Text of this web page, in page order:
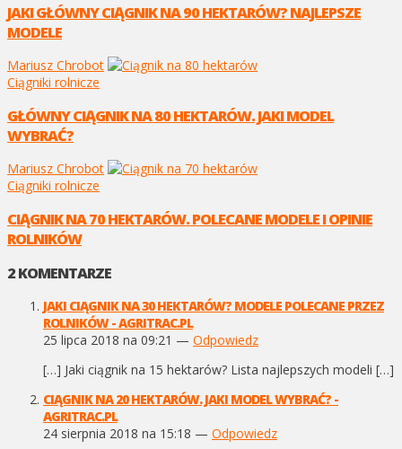
JAKI GŁÓWNY CIĄGNIK NA 90 HEKTARÓW? NAJLEPSZE
MODELE
Mariusz Chrobot
Ciągniki rolnicze
GŁÓWNY CIĄGNIK NA 80 HEKTARÓW. JAKI MODEL
WYBRAĆ?
Mariusz Chrobot
Ciągniki rolnicze
CIĄGNIK NA 70 HEKTARÓW. POLECANE MODELE I OPINIE
ROLNIKÓW
2KOMENTARZE
JAKI CIĄGNIK NA 30 HEKTARÓW? MODELE POLECANE PRZEZ
ROLNIKÓW - AGRITRAC.PL
25 lipca 2018 na 09:21 — Odpowiedz
[…] Jaki ciągnik na 15 hektarów? Lista najlepszych modeli […]
CIĄGNIK NA 20 HEKTARÓW. JAKI MODEL WYBRAĆ? -
AGRITRAC.PL
24 sierpnia 2018 na 15:18 — Odpowiedz